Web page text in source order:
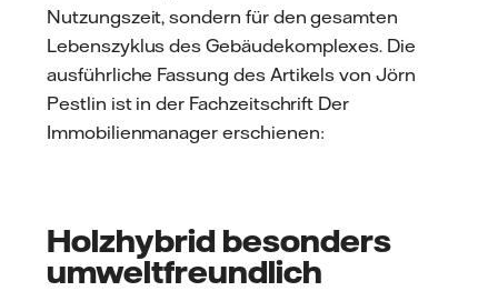
Nutzungszeit, sondern für den gesamten
Lebenszyklus des Gebäudekomplexes. Die
ausführliche Fassung des Artikels von Jörn
Pestlin ist in der Fachzeitschrift Der
Immobilienmanager erschienen:
Holzhybrid besonders
umweltfreundlich